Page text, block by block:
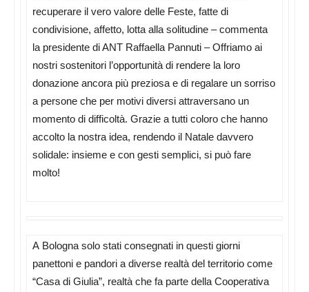
recuperare il vero valore delle Feste, fatte di
condivisione, affetto, lotta alla solitudine – commenta
la presidente di ANT Raffaella Pannuti – Offriamo ai
nostri sostenitori l’opportunità di rendere la loro
donazione ancora più preziosa e di regalare un sorriso
a persone che per motivi diversi attraversano un
momento di difficoltà. Grazie a tutti coloro che hanno
accolto la nostra idea, rendendo il Natale davvero
solidale: insieme e con gesti semplici, si può fare
molto!
A Bologna solo stati consegnati in questi giorni
panettoni e pandori a diverse realtà del territorio come
“Casa di Giulia”, realtà che fa parte della Cooperativa